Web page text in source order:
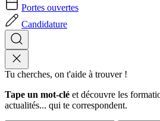
Portes ouvertes
Candidature
Tu cherches, on t'aide à trouver !
Tape un mot-clé et découvre les
actualités... qui te correspondent.